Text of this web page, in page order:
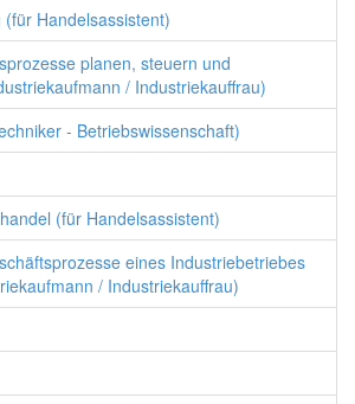
Handelsassistent)
planen, steuern und
/ Industriekauffrau)
- Betriebswissenschaft)
(für Handelsassistent)
eines Industriebetriebes
/ Industriekauffrau)